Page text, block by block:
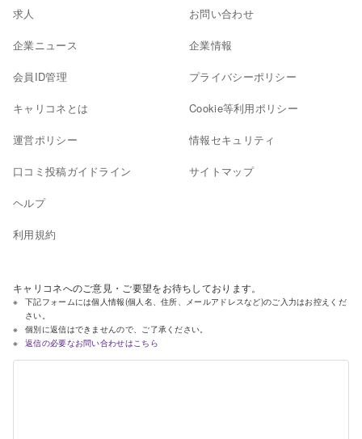
求人
企業ニュース
会員ID管理
キャリコネとは
運営ポリシー
口コミ投稿ガイドライン
ヘルプ
利用規約
お問い合わせ
企業情報
プライバシーポリシー
Cookie等利用ポリシー
情報セキュリティ
サイトマップ
キャリコネへのご意見・ご要望をお待ちしております。
下記フォームには個人情報(個人名、住所、メールアドレスなど)のご入力はお控えくだ
さい。
個別に返信はできませんので、ご了承ください。
返信の必要なお問い合わせはこちら